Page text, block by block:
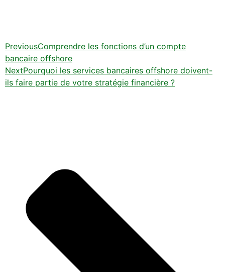
PreviousComprendre les fonctions d’un compte
bancaire offshore
NextPourquoi les services bancaires offshore doivent-
ils faire partie de votre stratégie financière ?